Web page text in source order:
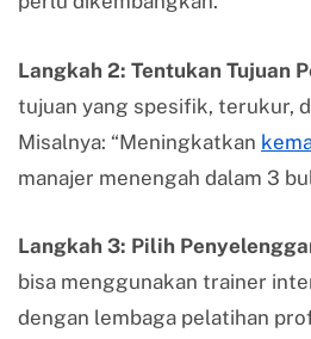
Langkah 2: Tentukan Tujuan
tujuan yang spesifik, terukur,
Misalnya: “Meningkatkan
manajer menengah dalam 3
Langkah 3: Pilih
bisa menggunakan trainer
dengan lembaga pelatihan